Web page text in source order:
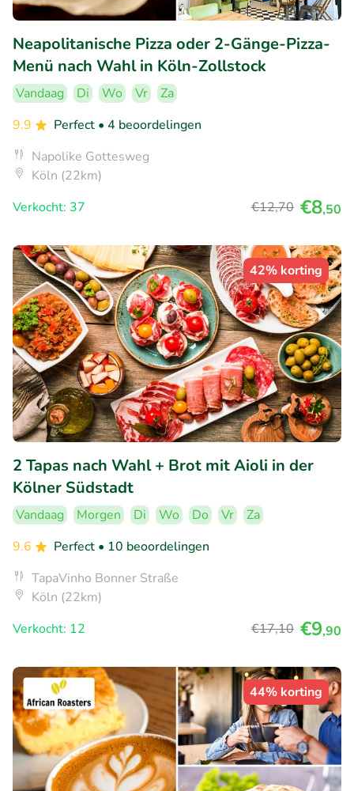
Neapolitanische Pizza oder 2-Gänge-Pizza-
Menü nach Wahl in Köln-Zollstock
Vandaag Di Wo Vr
Za
9.9
Perfect • 4 beoordelingen
Napolike Gottesweg
Köln (22km)
Verkocht: 37
€12,70 €8,50
42% korting
2 Tapas nach Wahl + Brot mit Aioli in der
Kölner Südstadt
Vandaag Morgen Di Wo Do Vr
Za
9.6
Perfect • 10 beoordelingen
TapaVinho Bonner Straße
Köln (22km)
Verkocht: 12
€17,10 €9,90
44% korting